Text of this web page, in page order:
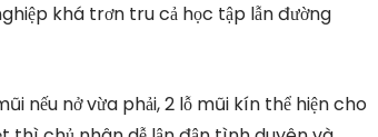
khá trơn tru cả học tập lẫn đường
nếu nở vừa phải, 2 lỗ mũi kín thể hiện cho